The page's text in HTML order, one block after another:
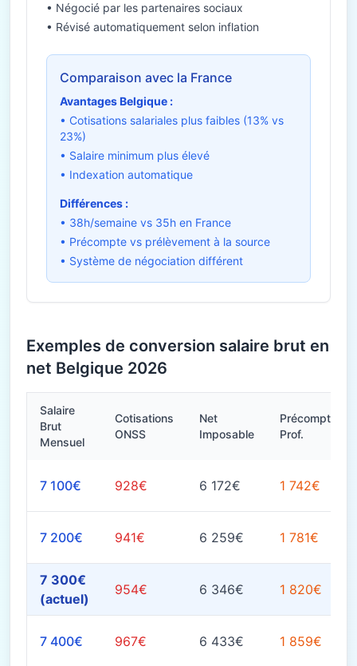
• Négocié par les partenaires sociaux
• Révisé automatiquement selon inflation
Comparaison avec la France
Avantages Belgique :
• Cotisations salariales plus faibles (13% vs
23%)
• Salaire minimum plus élevé
• Indexation automatique
Différences :
• 38h/semaine vs 35h en France
• Précompte vs prélèvement à la source
• Système de négociation différent
Exemples de conversion salaire brut en
net Belgique 2026
Salaire
Brut
Mensuel
Cotisations
ONSS
Net
Imposable
Précompte
Prof.
7 100€ 928€ 6 172€ 1 742€
7 200€ 941€ 6 259€ 1 781€
7 300€
(actuel)
954€ 6 346€ 1 820€
7 400€ 967€ 6 433€ 1 859€